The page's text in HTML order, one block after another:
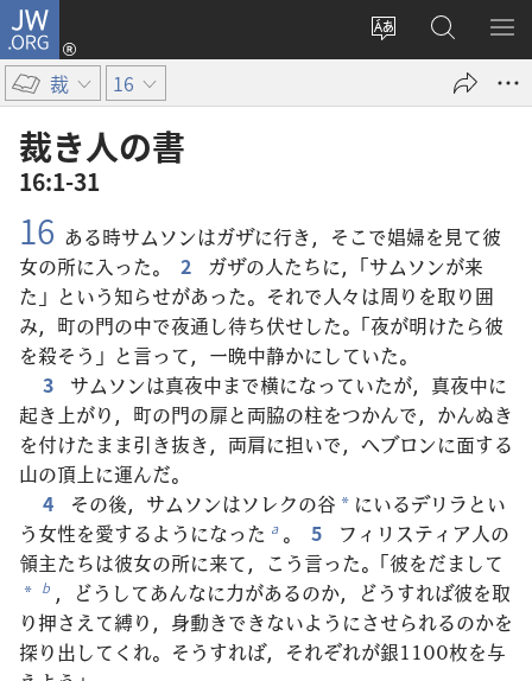
JW.ORG
サ
ト
を
変
え
る
ロ
グ
ン
ブ
で
開
く）
JW.ORG
の
検
メ
を
裁 16
裁き人​の​書
16:1-31
16 ある時サムソンはガザに行き，そこで娼婦を見て彼
女の所に入った。
2
ガザの人たちに，「サムソンが来
た」という知らせがあった。それで人々は周りを取り囲
み，町の門の中で夜通し待ち伏せした。「夜が明けたら彼
を殺そう」と言って，一晩中静かにしていた。
3
サムソンは真夜中まで横になっていたが，真夜中に
起き上がり，町の門の扉と両脇の柱をつかんで，かんぬき
を付けたまま引き抜き，両肩に担いで，ヘブロンに面する
山の頂上に運んだ。
4
その後，サムソンはソレクの谷 * にいるデリラとい
う女性を愛するようになった a 。 5
フィリスティア人の
領主たちは彼女の所に来て，こう言った。「彼をだまして
* b ，どうしてあんなに力があるのか，どうすれば彼を取
り押さえて縛り，身動きできないようにさせられるのかを
探り出してくれ。そうすれば，それぞれが銀1100枚を与